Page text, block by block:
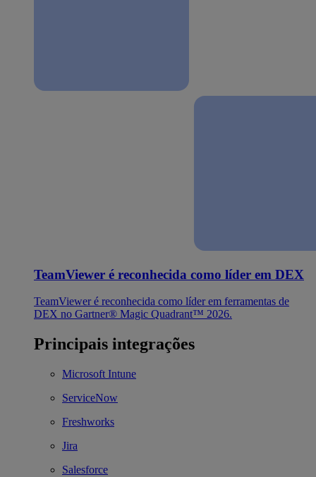
TeamViewer é reconhecida como líder em DEX
TeamViewer é reconhecida como líder em ferramentas de
DEX no Gartner® Magic Quadrant™ 2026.
Principais integrações
Microsoft Intune
ServiceNow
Freshworks
Jira
Salesforce